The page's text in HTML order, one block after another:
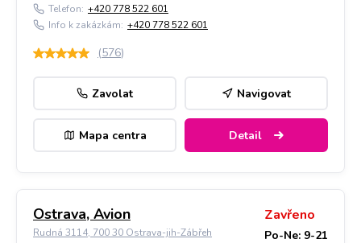
Telefon: +420 778 522 601
Info k zakázkám: +420 778 522 601
(576)
Zavolat Navigovat
Mapa centra Detail
Ostrava, Avion
Rudná 3114, 700 30 Ostrava-jih-Zábřeh
Zavřeno
Po-Ne: 9-21